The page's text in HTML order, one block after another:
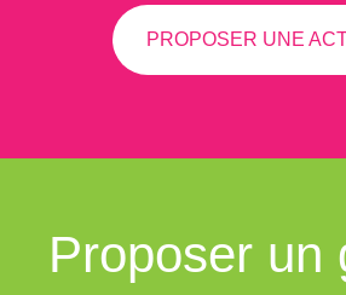
PROPOSER UNE
Proposer un